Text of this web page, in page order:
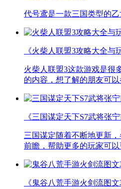
代号鸢是一款三国类型的
《火柴人联盟3攻略大全与
火柴人联盟3这款游戏是很
的内容，想了解的朋友可以
《三国谋定天下S7武将张
三国谋定随着不断地更新
前瞻，帮助更多的玩家可
《鬼谷八荒手游火剑流图